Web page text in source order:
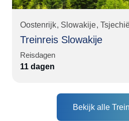
Oostenrijk Slowakije
Treinreis Slowakije
Reisdagen
11 dagen
Bekijk alle